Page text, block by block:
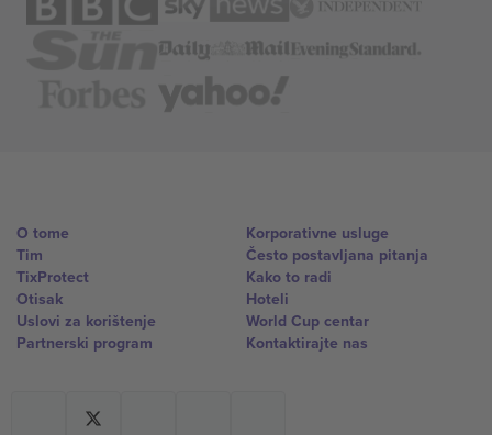
O tome
Tim
TixProtect
Otisak
Uslovi za korištenje
Partnerski program
Korporativne usluge
Često postavljana pitanja
Kako to radi
Hoteli
World Cup centar
Kontaktirajte nas